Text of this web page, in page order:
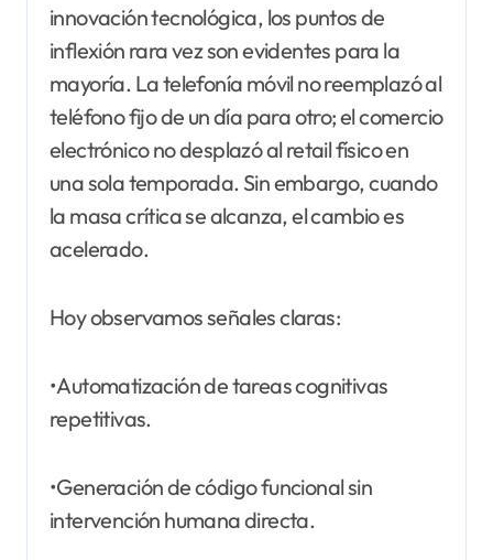
innovación tecnológica, los puntos de
inflexión rara vez son evidentes para la
mayoría. La telefonía móvil no reemplazó al
teléfono fijo de un día para otro; el comercio
electrónico no desplazó al retail físico en
una sola temporada. Sin embargo, cuando
la masa crítica se alcanza, el cambio es
acelerado.
Hoy observamos señales claras:
•Automatización de tareas cognitivas
repetitivas.
•Generación de código funcional sin
intervención humana directa.